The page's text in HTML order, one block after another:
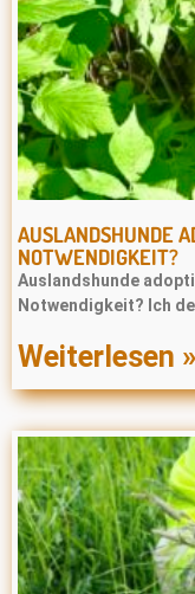
AUSLANDSHUNDE
NOTWENDIGKEIT?
Auslandshunde
Notwendigkeit? Ich
Weiterlesen »